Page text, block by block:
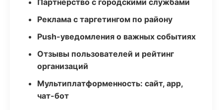
Партнёрство с городскими службами
Реклама с таргетингом по району
Push-уведомления о важных событиях
Отзывы пользователей и рейтинг
организаций
Мультиплатформенность: сайт, app,
чат-бот